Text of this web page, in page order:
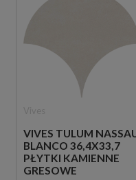
VIVES TULUM
BLANCO 36,4X33,7
PŁYTKI KAMIENNE
GRESOWE